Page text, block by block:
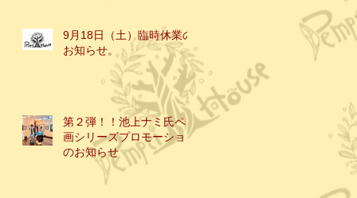
9月18日（土）臨時休業の
お知らせ。
第２弾！！池上ナミ氏ペン
画シリーズプロモーション
のお知らせ